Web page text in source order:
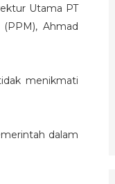
Utama PT
Ahmad
menikmati
dalam